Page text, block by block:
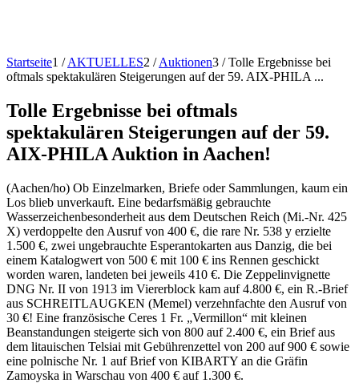
Startseite1 / AKTUELLES2 / Auktionen3 / Tolle Ergebnisse bei
oftmals spektakulären Steigerungen auf der 59. AIX-PHILA ...
Tolle Ergebnisse bei oftmals
spektakulären Steigerungen auf der 59.
AIX-PHILA Auktion in Aachen!
(Aachen/ho) Ob Einzelmarken, Briefe oder Sammlungen, kaum ein
Los blieb unverkauft. Eine bedarfsmäßig gebrauchte
Wasserzeichenbesonderheit aus dem Deutschen Reich (Mi.-Nr. 425
X) verdoppelte den Ausruf von 400 €, die rare Nr. 538 y erzielte
1.500 €, zwei ungebrauchte Esperantokarten aus Danzig, die bei
einem Katalogwert von 500 € mit 100 € ins Rennen geschickt
worden waren, landeten bei jeweils 410 €. Die Zeppelinvignette
DNG Nr. II von 1913 im Viererblock kam auf 4.800 €, ein R.-Brief
aus SCHREITLAUGKEN (Memel) verzehnfachte den Ausruf von
30 €! Eine französische Ceres 1 Fr. „Vermillon“ mit kleinen
Beanstandungen steigerte sich von 800 auf 2.400 €, ein Brief aus
dem litauischen Telsiai mit Gebührenzettel von 200 auf 900 € sowie
eine polnische Nr. 1 auf Brief von KIBARTY an die Gräfin
Zamoyska in Warschau von 400 € auf 1.300 €.